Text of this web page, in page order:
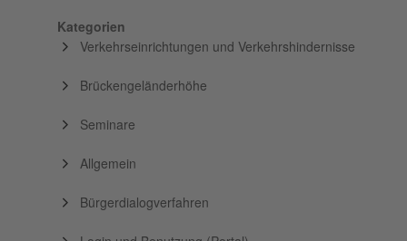
Kategorien
Verkehrseinrichtungen und Verkehrshindernisse
Brückengeländerhöhe
Seminare
Allgemein
Bürgerdialogverfahren